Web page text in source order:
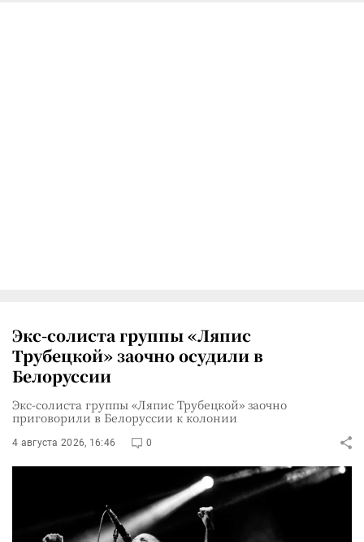
Экс-солиста группы «Ляпис
Трубецкой» заочно осудили в
Белоруссии
Экс-солиста группы «Ляпис Трубецкой» заочно
приговорили в Белоруссии к колонии
4 августа 2026, 16:46 0